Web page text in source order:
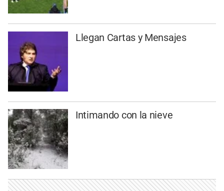
Llegan Cartas y Mensajes
Intimando con la nieve